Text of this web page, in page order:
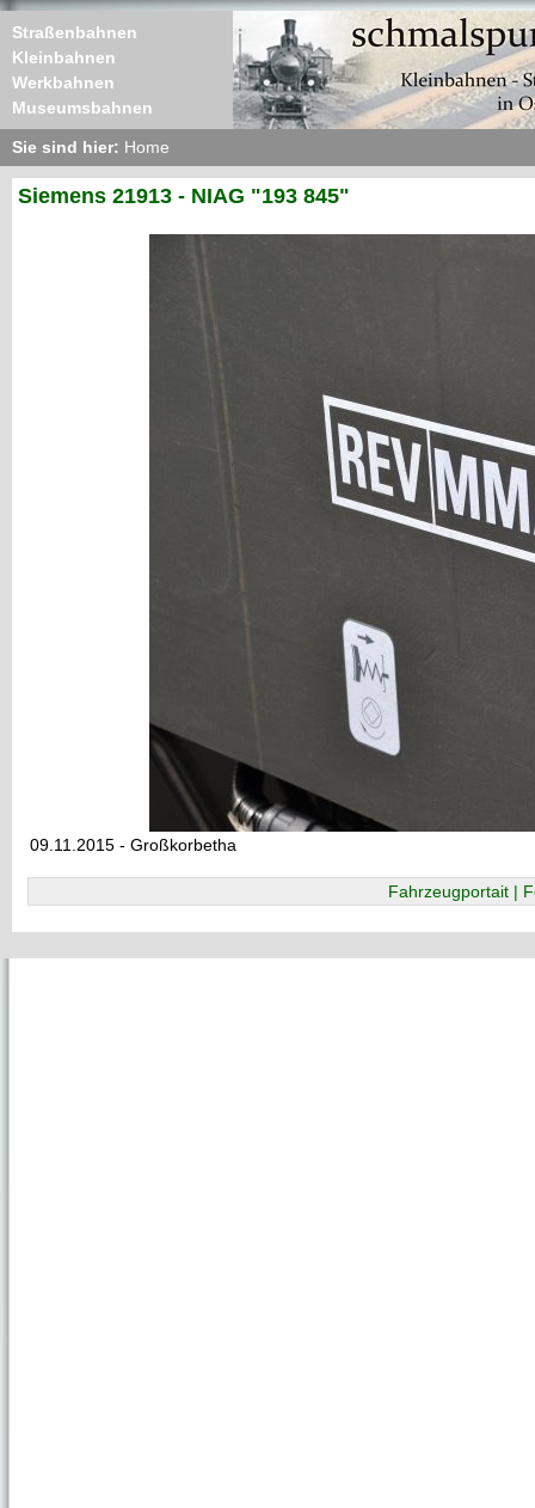
Straßenbahnen
Kleinbahnen
Werkbahnen
Museumsbahnen
Sie sind hier: Home
Siemens 21913 - NIAG "193 845"
09.11.2015 - Großkorbetha
Fahrzeugportait |